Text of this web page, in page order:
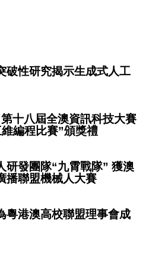
破性研究揭示生成式人工
十八屆全澳資訊科技大賽
編程比賽”頒獎禮
研發團隊“九霄戰隊” 獲澳
播聯盟機械人大賽
粵港澳高校聯盟理事會成